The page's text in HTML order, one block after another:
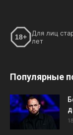
18+
Для лиц
лет
Популярные